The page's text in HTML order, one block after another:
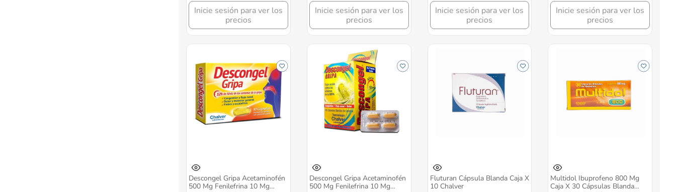
Inicie sesión para ver los
precios
Inicie sesión para ver los
precios
Inicie sesión para ver los
precios
Inicie sesión para ver los
precios
Descongel Gripa Acetaminofén
500 Mg Fenilefrina 10 Mg
Descongel Gripa Acetaminofén
500 Mg Fenilefrina 10 Mg
Fluturan Cápsula Blanda Caja X
10 Chalver
Multidol Ibuprofeno 800 Mg
Caja X 30 Cápsulas Blanda